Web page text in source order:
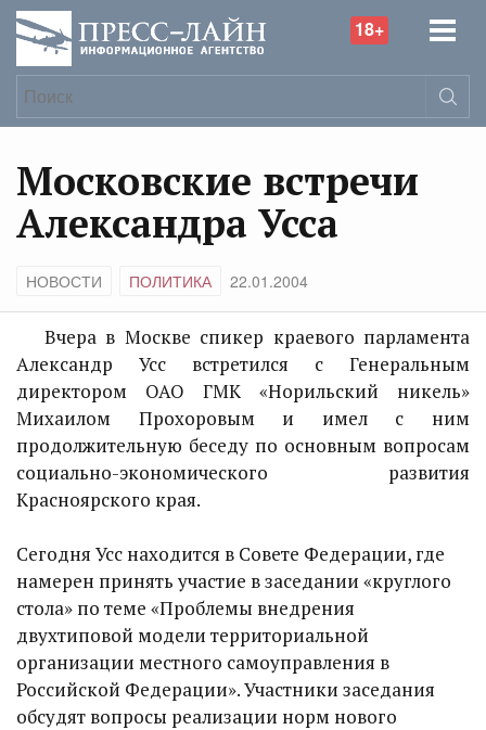
18+
Московские встречи
Александра Усса
НОВОСТИ ПОЛИТИКА 22.01.2004
Вчера в Москве спикер краевого парламента
Александр Усс встретился с Генеральным
директором ОАО ГМК «Норильский никель»
Михаилом Прохоровым и имел с ним
продолжительную беседу по основным вопросам
социально-экономического развития
Красноярского края.
Сегодня Усс находится в Совете Федерации, где
намерен принять участие в заседании «круглого
стола» по теме «Проблемы внедрения
двухтиповой модели территориальной
организации местного самоуправления в
Российской Федерации». Участники заседания
обсудят вопросы реализации норм нового